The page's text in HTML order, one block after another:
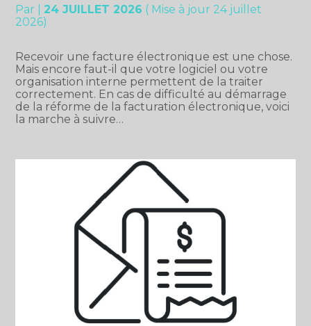
Par 24 JUILLET 2026 ( Mise à jour 24 juillet
2026)
Recevoir une facture électronique est une chose.
Mais encore faut-il que votre logiciel ou votre
organisation interne permettent de la traiter
correctement. En cas de difficulté au démarrage
de la réforme de la facturation électronique, voici
la marche à suivre…